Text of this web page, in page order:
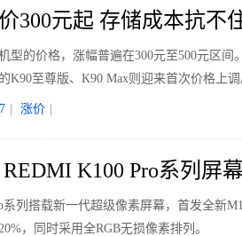
300元起 存储成本抗不
型的价格，涨幅普遍在300元至500元区间
K90至尊版、K90 Max则迎来首次价格上调
涨价
K100 Pro系列屏
系列搭载新一代超级像素屏幕，首发全新
，同时采用全RGB无损像素排列。